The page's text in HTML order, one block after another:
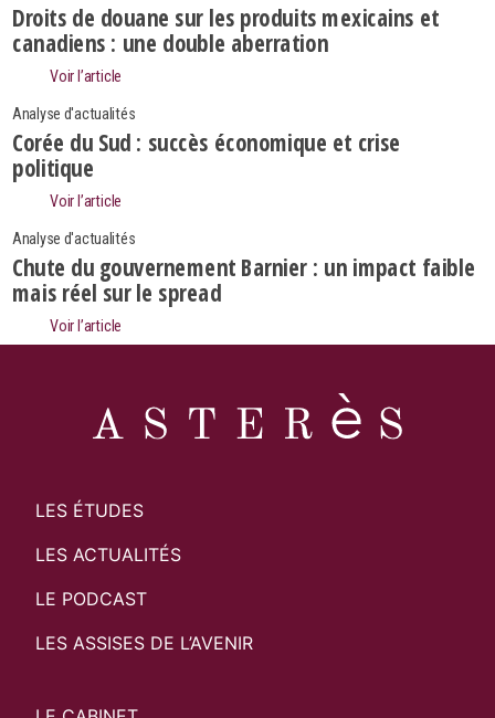
Droits de douane sur les produits mexicains et
canadiens : une double aberration
Voir l’article
Analyse d'actualités
Corée du Sud : succès économique et crise
politique
Voir l’article
Analyse d'actualités
Chute du gouvernement Barnier : un impact faible
mais réel sur le spread
Voir l’article
LES ÉTUDES
LES ACTUALITÉS
LE PODCAST
LES ASSISES DE L’AVENIR
Search